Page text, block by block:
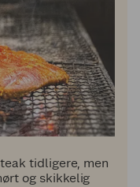
tidligere, men
og skikkelig